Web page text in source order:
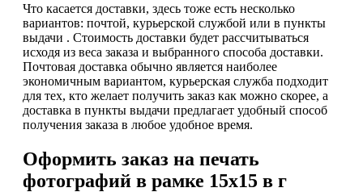
Что касается доставки, здесь тоже есть несколько
вариантов: почтой, курьерской службой или в пункты
выдачи . Стоимость доставки будет рассчитываться
исходя из веса заказа и выбранного способа доставки.
Почтовая доставка обычно является наиболее
экономичным вариантом, курьерская служба подходит
для тех, кто желает получить заказ как можно скорее, а
доставка в пункты выдачи предлагает удобный способ
получения заказа в любое удобное время.
Оформить заказ на печать
фотографий в рамке 15х15 в г